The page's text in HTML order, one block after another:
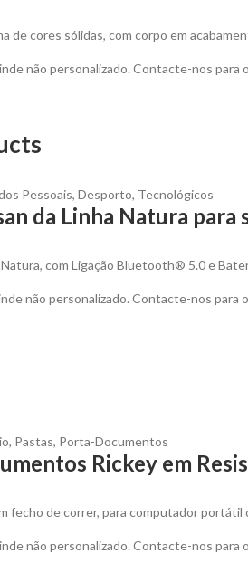
de cores sólidas, com corpo em
não personalizado. Contacte-nos
Pessoais, Desporto, Tecnológicos
da Linha Natura para
com Ligação Bluetooth® 5.0 e
não personalizado. Contacte-nos
, Pastas, Porta-Documentos
Rickey em
fecho de correr, para computador portátil
não personalizado. Contacte-nos